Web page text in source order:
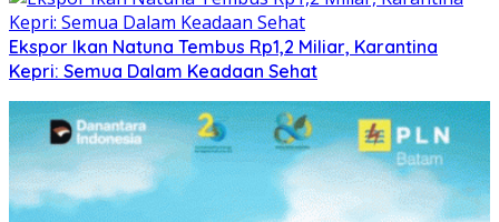
Ekspor Ikan Natuna Tembus Rp1,2 Miliar, Karantina
Kepri: Semua Dalam Keadaan Sehat